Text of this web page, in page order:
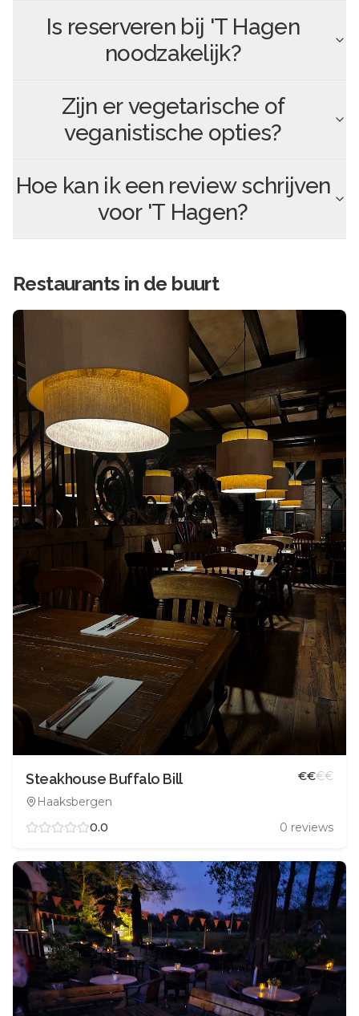
Is reserveren bij 'T Hagen
noodzakelijk?
Zijn er vegetarische of
veganistische opties?
Hoe kan ik een review schrijven
voor 'T Hagen?
Restaurants in de buurt
Steakhouse Buffalo Bill
Haaksbergen
€€€€
0.0 0 reviews